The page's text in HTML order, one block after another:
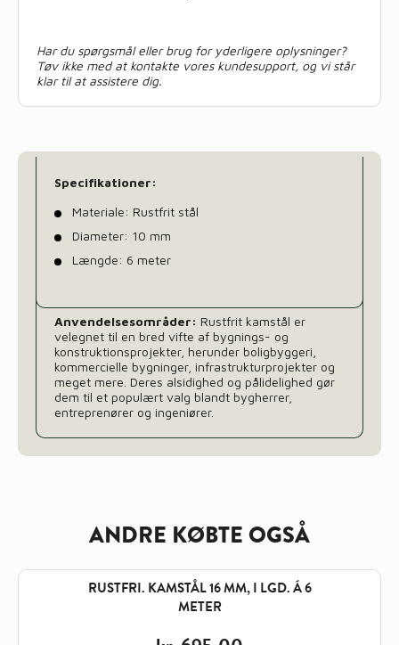
Har du spørgsmål eller brug for yderligere oplysninger?
Tøv ikke med at kontakte vores kundesupport, og vi står
klar til at assistere dig.
Specifikationer:
Materiale: Rustfrit stål
Diameter: 10 mm
Længde: 6 meter
Anvendelsesområder: Rustfrit kamstål er
velegnet til en bred vifte af bygnings- og
konstruktionsprojekter, herunder boligbyggeri,
kommercielle bygninger, infrastrukturprojekter og
meget mere. Deres alsidighed og pålidelighed gør
dem til et populært valg blandt bygherrer,
entreprenører og ingeniører.
ANDRE KØBTE OGSÅ
RUSTFRI. KAMSTÅL 16 MM, I LGD. Á 6
METER